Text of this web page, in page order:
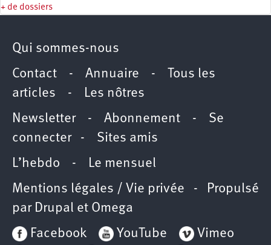
+ de dossiers
Qui sommes-nous
Contact - Annuaire -
Tous les
articles - Les nôtres
Newsletter- Abonnement - Se
connecter- Sites amis
L’hebdo - Le mensuel
Mentions légales / Vie privée - Propulsé
par Drupal et Omega
Facebook
YouTube
Vimeo